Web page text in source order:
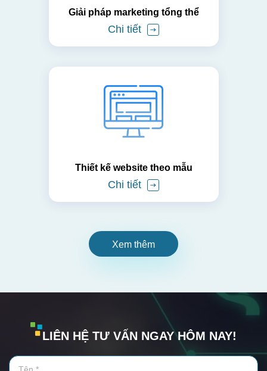
Giải pháp marketing tổng thể
Chi tiết
Thiết kế website theo mẫu
Chi tiết
Xem thêm
LIÊN HỆ TƯ VẤN NGAY HÔM NAY!